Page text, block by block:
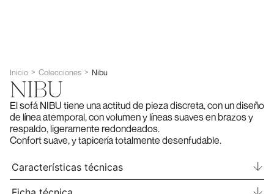
Inicio > Colecciones > Nibu
NIBU
El sofá NIBU tiene una actitud de pieza discreta, con un diseño
de línea atemporal, con volumen y líneas suaves en brazos y
respaldo, ligeramente redondeados.
Confort suave, y tapicería totalmente desenfudable.
Características técnicas